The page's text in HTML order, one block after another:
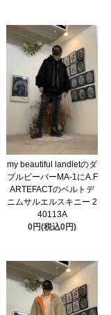
my beautiful landletのダ
ブルビーバーMA-1にA.F
ARTEFACTのベルトデ
ニムサルエルスキニー 2
40113A
0円(税込0円)